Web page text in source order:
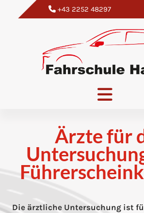
 +43 2252 48297
Ärzte für
Die ärztliche Untersuchung ist